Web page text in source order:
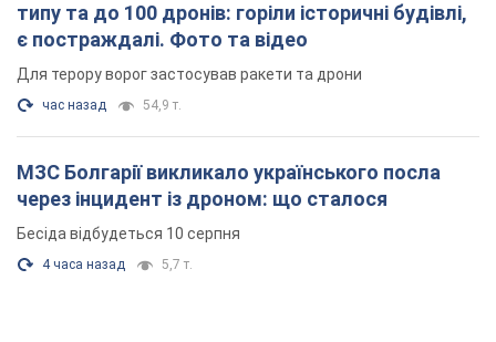
типу та до 100 дронів: горіли історичні будівлі,
є постраждалі. Фото та відео
Для терору ворог застосував ракети та дрони
час назад 54,9 т.
МЗС Болгарії викликало українського посла
через інцидент із дроном: що сталося
Бесіда відбудеться 10 серпня
4 часа назад 5,7 т.